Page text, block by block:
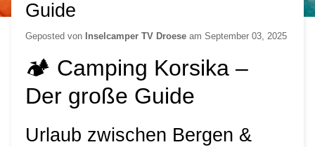
Guide
Geposted von Inselcamper TV Droese am September 03, 2025
🏕️ Camping Korsika –
Der große Guide
Urlaub zwischen Bergen &